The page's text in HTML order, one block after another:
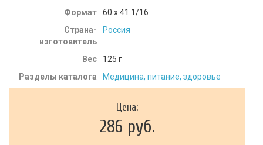
Формат
60 x 41 1/16
Страна-
изготовитель
Россия
Вес 125 г
Разделы каталога
Медицина, питание, здоровье
Цена:
286 руб.